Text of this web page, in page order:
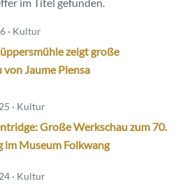
· Kultur
zeigt große
Jaume Plensa
· Kultur
Große Werkschau zum 70.
im Museum Folkwang
· Kultur